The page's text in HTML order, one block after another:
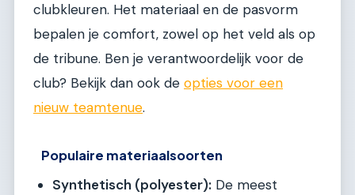
clubkleuren. Het materiaal en de pasvorm
bepalen je comfort, zowel op het veld als op
de tribune. Ben je verantwoordelijk voor de
club? Bekijk dan ook de opties voor een
nieuw teamtenue.
Populaire materiaalsoorten
Synthetisch (polyester): De meest